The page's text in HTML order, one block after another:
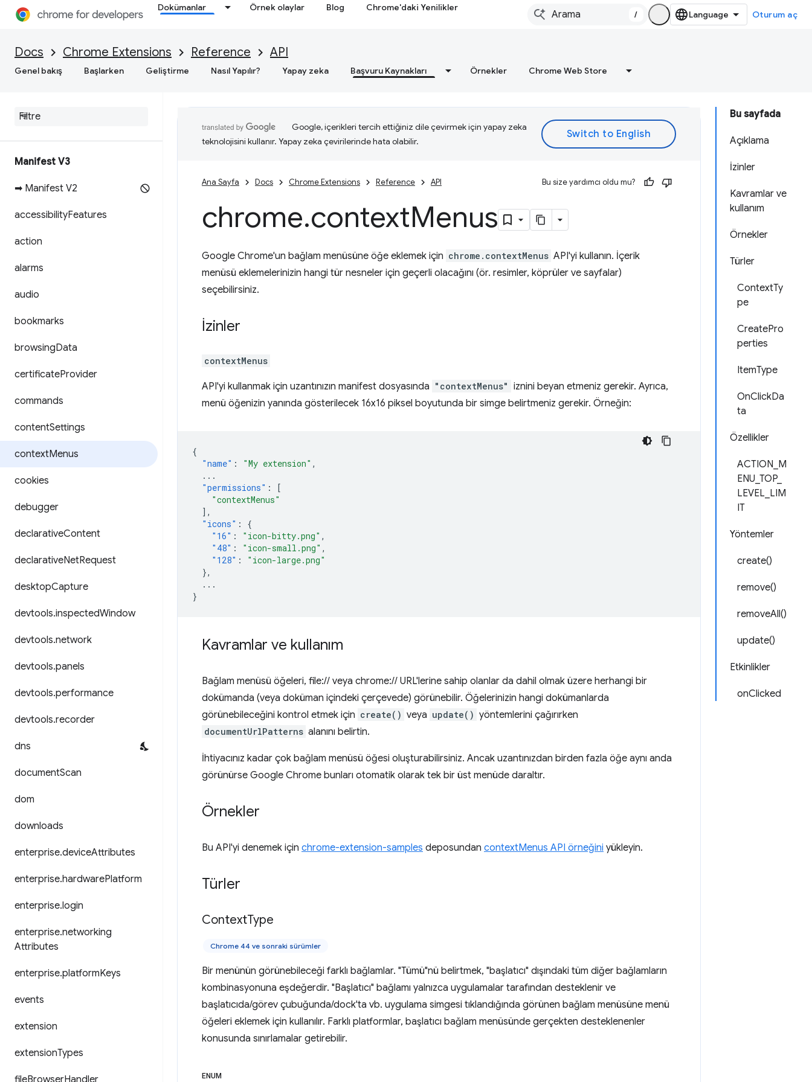
Dokümanlar Örnek olaylar Blog Chrome'daki Yenilikler
/ Oturum aç
Docs Chrome Extensions Reference API
Genel bakış Başlarken Geliştirme Nasıl Yapılır? Yapay zeka Başvuru Kaynakları Örnekler Chrome Web Store
Manifest V3
➡ Manifest V2
accessibilityFeatures
action
alarms
audio
bookmarks
browsingData
certificateProvider
commands
contentSettings
contextMenus
cookies
debugger
declarativeContent
declarativeNetRequest
desktopCapture
devtools.inspectedWindow
devtools.network
devtools.panels
devtools.performance
devtools.recorder
dns
documentScan
dom
downloads
enterprise.deviceAttributes
enterprise.hardwarePlatform
enterprise.login
enterprise.networking
Attributes
enterprise.platformKeys
events
extension
extensionTypes
fileBrowserHandler
Bu sayfada
Açıklama
İzinler
Kavramlar ve
kullanım
Örnekler
Türler
ContextTy
pe
CreatePro
perties
ItemType
OnClickDa
ta
Özellikler
ACTION_M
ENU_TOP_
LEVEL_LIM
IT
Yöntemler
create()
remove()
removeAll()
update()
Etkinlikler
onClicked
Google, içerikleri tercih ettiğiniz dile çevirmek için yapay zeka
teknolojisini kullanır. Yapay zeka çevirilerinde hata olabilir.
Ana Sayfa Docs Chrome Extensions Reference API Bu size yardımcı oldu mu?
chrome.contextMenus
Google Chrome'un bağlam menüsüne öğe eklemek için chrome.contextMenus API'yi kullanın. İçerik
menüsü eklemelerinizin hangi tür nesneler için geçerli olacağını (ör. resimler, köprüler ve sayfalar)
seçebilirsiniz.
İzinler
contextMenus
API'yi kullanmak için uzantınızın manifest dosyasında "contextMenus" iznini beyan etmeniz gerekir. Ayrıca,
menü öğenizin yanında gösterilecek 16x16 piksel boyutunda bir simge belirtmeniz gerekir. Örneğin:
{
"name" : "My extension" ,
...
"permissions" :
[
"contextMenus"
],
"icons" :
{
"16" : "icon-bitty.png" ,
"48" : "icon-small.png" ,
"128" :
"icon-large.png"
},
...
}
Kavramlar ve kullanım
Bağlam menüsü öğeleri, file:// veya chrome:// URL'lerine sahip olanlar da dahil olmak üzere herhangi bir
dokümanda (veya doküman içindeki çerçevede) görünebilir. Öğelerinizin hangi dokümanlarda
görünebileceğini kontrol etmek için create() veya update() yöntemlerini çağırırken
documentUrlPatterns alanını belirtin.
İhtiyacınız kadar çok bağlam menüsü öğesi oluşturabilirsiniz. Ancak uzantınızdan birden fazla öğe aynı anda
görünürse Google Chrome bunları otomatik olarak tek bir üst menüde daraltır.
Örnekler
Bu API'yi denemek için chrome-extension-samples deposundan contextMenus API örneğini yükleyin.
Türler
ContextType
Chrome 44 ve sonraki sürümler
Bir menünün görünebileceği farklı bağlamlar. "Tümü"nü belirtmek, "başlatıcı" dışındaki tüm diğer bağlamların
kombinasyonuna eşdeğerdir. "Başlatıcı" bağlamı yalnızca uygulamalar tarafından desteklenir ve
başlatıcıda/görev çubuğunda/dock'ta vb. uygulama simgesi tıklandığında görünen bağlam menüsüne menü
öğeleri eklemek için kullanılır. Farklı platformlar, başlatıcı bağlam menüsünde gerçekten desteklenenler
konusunda sınırlamalar getirebilir.
ENUM